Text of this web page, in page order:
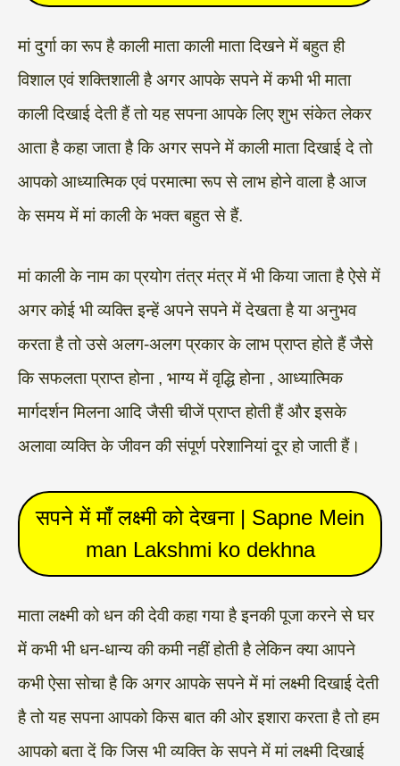
मां दुर्गा का रूप है काली माता काली माता दिखने में बहुत ही
विशाल एवं शक्तिशाली है अगर आपके सपने में कभी भी माता
काली दिखाई देती हैं तो यह सपना आपके लिए शुभ संकेत लेकर
आता है कहा जाता है कि अगर सपने में काली माता दिखाई दे तो
आपको आध्यात्मिक एवं परमात्मा रूप से लाभ होने वाला है आज
के समय में मां काली के भक्त बहुत से हैं.
मां काली के नाम का प्रयोग तंत्र मंत्र में भी किया जाता है ऐसे में
अगर कोई भी व्यक्ति इन्हें अपने सपने में देखता है या अनुभव
करता है तो उसे अलग-अलग प्रकार के लाभ प्राप्त होते हैं जैसे
कि सफलता प्राप्त होना , भाग्य में वृद्धि होना , आध्यात्मिक
मार्गदर्शन मिलना आदि जैसी चीजें प्राप्त होती हैं और इसके
अलावा व्यक्ति के जीवन की संपूर्ण परेशानियां दूर हो जाती हैं।
सपने में माँ लक्ष्मी को देखना | Sapne Mein
man Lakshmi ko dekhna
माता लक्ष्मी को धन की देवी कहा गया है इनकी पूजा करने से घर
में कभी भी धन-धान्य की कमी नहीं होती है लेकिन क्या आपने
कभी ऐसा सोचा है कि अगर आपके सपने में मां लक्ष्मी दिखाई देती
है तो यह सपना आपको किस बात की ओर इशारा करता है तो हम
आपको बता दें कि जिस भी व्यक्ति के सपने में मां लक्ष्मी दिखाई